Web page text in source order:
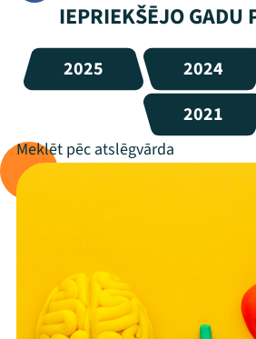
IEPRIEKŠĒJO GADU
2025 2024
2021